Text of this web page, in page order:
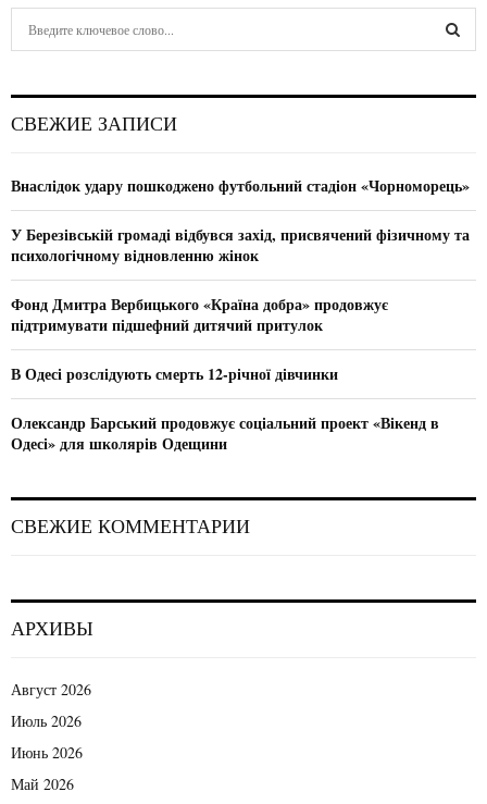
h
o
:
C
СВЕЖИЕ ЗАПИСИ
Внаслідок удару пошкоджено футбольний стадіон «Чорноморець»
У Березівській громаді відбувся захід, присвячений фізичному та
психологічному відновленню жінок
Фонд Дмитра Вербицького «Країна добра» продовжує
підтримувати підшефний дитячий притулок
В Одесі розслідують смерть 12-річної дівчинки
Олександр Барський продовжує соціальний проект «Вікенд в
Одесі» для школярів Одещини
СВЕЖИЕ КОММЕНТАРИИ
АРХИВЫ
Август 2026
Июль 2026
Июнь 2026
Май 2026